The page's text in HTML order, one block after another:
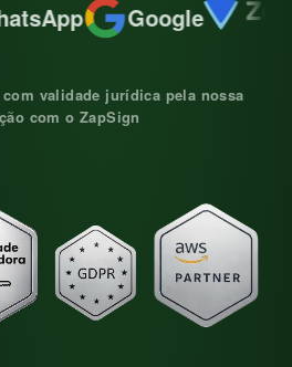
Google
validade jurídica pela nossa
com o ZapSign